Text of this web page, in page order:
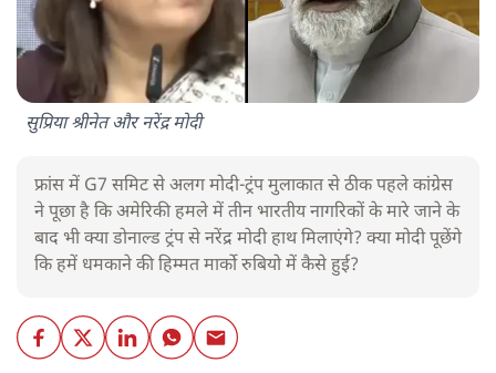
सुप्रिया श्रीनेत और नरेंद्र मोदी
फ्रांस में G7 समिट से अलग मोदी-ट्रंप मुलाकात से ठीक पहले कांग्रेस
ने पूछा है कि अमेरिकी हमले में तीन भारतीय नागरिकों के मारे जाने के
बाद भी क्या डोनाल्ड ट्रंप से नरेंद्र मोदी हाथ मिलाएंगे? क्या मोदी पूछेंगे
कि हमें धमकाने की हिम्मत मार्को रुबियो में कैसे हुई?